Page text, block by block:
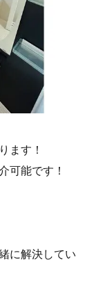
ます！
可能です！
に解決してい